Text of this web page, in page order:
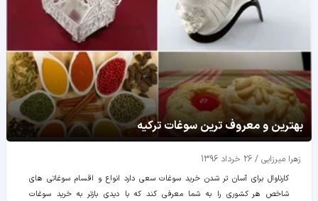
بهترین و معروف ترین سوغات ترکیه
زهرا میرزایی / 26 خرداد 1396
کارناوال برای آسان تر شدن خرید سوغات سعی دارد انواع و اقسام سوغاتی های
شاخص هر کشوری را به شما معرفی کند که با دیدی بازتر به خرید سوغات